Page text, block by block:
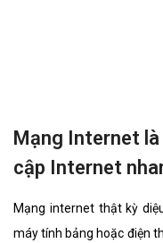
Mạng Internet
cập Internet
Mạng internet thật kỳ
máy tính bảng hoặc điện